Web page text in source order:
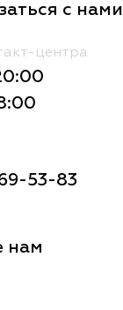
с нами
центра
53-83
нам